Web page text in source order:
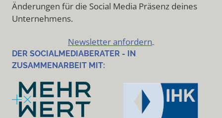
Änderungen für die Social Media Präsenz deines
Unternehmens.
Newsletter anfordern
DER SOCIALMEDIABERATER - IN
ZUSAMMENARBEIT MIT: